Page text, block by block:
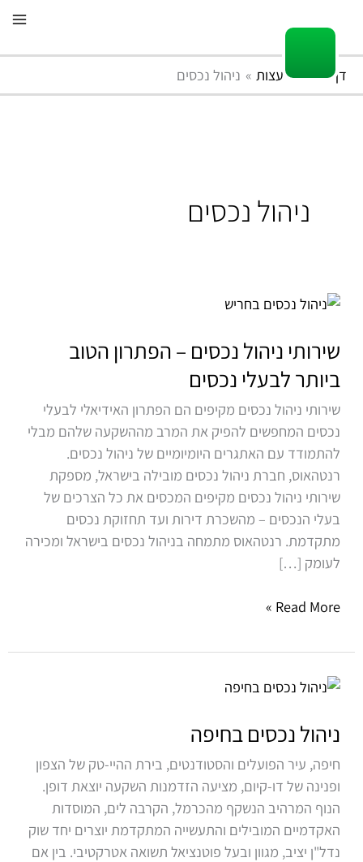
לתוכן
דף הבית עצות ניהול נכסים
ניהול נכסים
שירותי ניהול נכסים – הפתרון הטוב
ביותר לבעלי נכסים
שירותי ניהול נכסים מקיפים הם הפתרון האידיאלי לבעלי
נכסים המחפשים להפיק את המרב מההשקעה שלהם מבלי
להתמודד עם האתגרים היומיומיים של ניהול נכסים.
רנטהאוס, חברת ניהול נכסים מובילה בישראל, מספקת
שירותי ניהול נכסים מקיפים המכסים את כל הצרכים של
בעלי הנכסים – מהשכרת דירות ועד תחזוקת נכסים
מתקדמת. רנטהאוס מתמחה בניהול נכסים בישראל ומכירה
לעומק […]
שירותי
נכסים
הפתרון
הטוב
ביותר
לבעלי
נכסים
Read More »
ניהול נכסים בחיפה
חיפה, עיר הפועלים והסטודנטים, בירת ההיי-טק של הצפון
ופנינה של דו-קיום, מציעה הזדמנות השקעה יוצאת דופן.
הנוף המרהיב הנשקף מהכרמל, הקרבה לים, המוסדות
האקדמיים המובילים והתעשייה המתקדמת יוצרים יחד שוק
נדל"ן יציב, מגוון ובעל פוטנציאל תשואה אטרקטיבי. בין אם
ניהול
בחיפה